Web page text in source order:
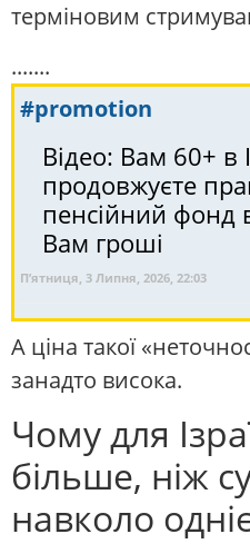
терміновим
.......
#promotion
Відео: Вам 60+ в
продовжуєте
пенсійний фонд
Вам гроші
П’ятниця, 3 Липня, 2026, 22:03
А ціна такої
занадто висока.
Чому для
більше, ніж
навколо